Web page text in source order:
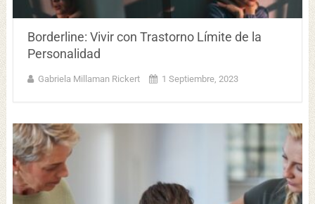
Borderline: Vivir con Trastorno Límite de la
Personalidad
Gabriela Millaman Rickert 1 Septiembre, 2023